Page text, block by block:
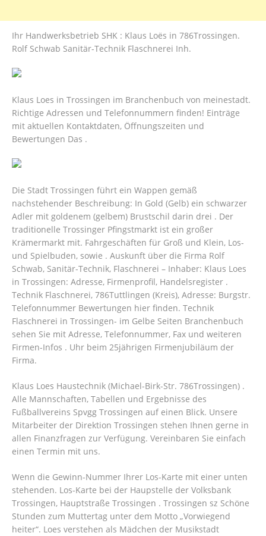
Ihr Handwerksbetrieb SHK : Klaus Loës in 786Trossingen.
Rolf Schwab Sanitär-Technik Flaschnerei Inh.
Klaus Loes in Trossingen im Branchenbuch von meinestadt.
Richtige Adressen und Telefonnummern finden! Einträge
mit aktuellen Kontaktdaten, Öffnungszeiten und
Bewertungen Das .
Die Stadt Trossingen führt ein Wappen gemäß
nachstehender Beschreibung: In Gold (Gelb) ein schwarzer
Adler mit goldenem (gelbem) Brustschil darin drei . Der
traditionelle Trossinger Pfingstmarkt ist ein großer
Krämermarkt mit. Fahrgeschäften für Groß und Klein, Los-
und Spielbuden, sowie . Auskunft über die Firma Rolf
Schwab, Sanitär-Technik, Flaschnerei – Inhaber: Klaus Loes
in Trossingen: Adresse, Firmenprofil, Handelsregister .
Technik Flaschnerei, 786Tuttlingen (Kreis), Adresse: Burgstr.
Telefonnummer Bewertungen hier finden. Technik
Flaschnerei in Trossingen- im Gelbe Seiten Branchenbuch
sehen Sie mit Adresse, Telefonnummer, Fax und weiteren
Firmen-Infos . Uhr beim 25jährigen Firmenjubiläum der
Firma.
Klaus Loes Haustechnik (Michael-Birk-Str. 786Trossingen) .
Alle Mannschaften, Tabellen und Ergebnisse des
Fußballvereins Spvgg Trossingen auf einen Blick. Unsere
Mitarbeiter der Direktion Trossingen stehen Ihnen gerne in
allen Finanzfragen zur Verfügung. Vereinbaren Sie einfach
einen Termin mit uns.
Wenn die Gewinn-Nummer Ihrer Los-Karte mit einer unten
stehenden. Los-Karte bei der Haupstelle der Volksbank
Trossingen, Hauptstraße Trossingen . Trossingen sz Schöne
Stunden zum Muttertag unter dem Motto „Vorwiegend
heiter“. Loes verstehen als Mädchen der Musikstadt